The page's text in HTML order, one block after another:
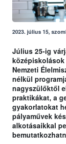
2023. július 15,
Július 25-ig
középiskolások
Nemzeti
nélkül
nagyszülőktől
praktikákat, a
gyakorlatokat
pályaművek
alkotásaikkal